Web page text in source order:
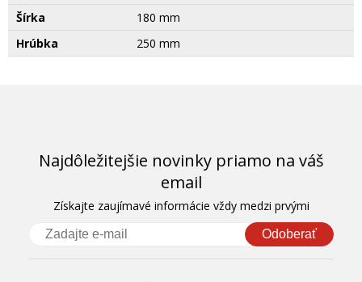
Šírka
180 mm
Hrúbka
250 mm
Najdôležitejšie novinky priamo na váš
email
Získajte zaujímavé informácie vždy medzi prvými
Odoberať